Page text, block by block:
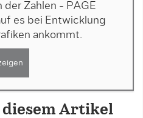
der Zahlen - PAGE
es bei Entwicklung
ankommt.
diesem Artikel